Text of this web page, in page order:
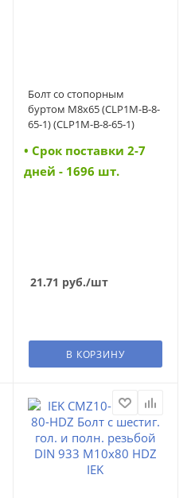
Болт со стопорным
буртом М8х65 (CLP1M-B-8-
65-1) (CLP1M-B-8-65-1)
• Cрок поставки 2-7
дней - 1696 шт.
21.71 руб./шт
В КОРЗИНУ